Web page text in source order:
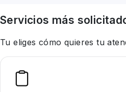
Servicios más
Tu eliges cómo quieres tu